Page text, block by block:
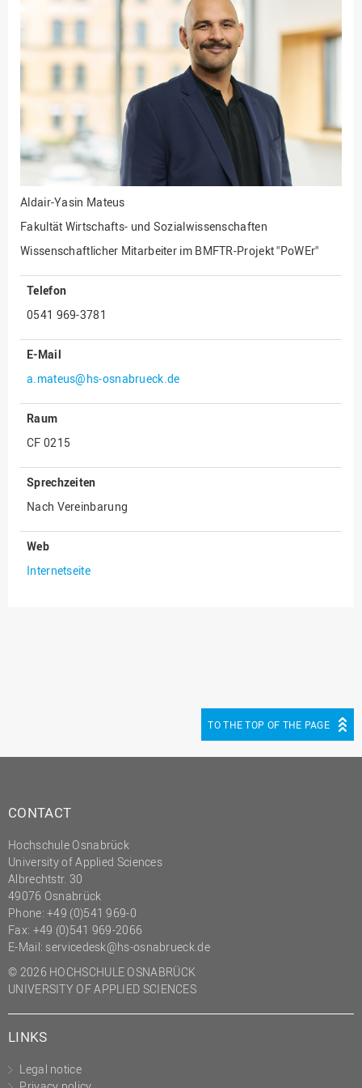
Fakultät
Ingenieurwissenschaften
Fakultät Management,
Kultur und Technik
Fakultät Wirtschafts- und
Sozialwissenschaften
Finanzen
Forschung, Kooperation,
Drittmittel
Gebäude und Technik
Gesellschaftliches
Gleichstellungsbüro
Hochschulleitung
Hochschulplanung/-
strategie
Innenrevision
Institut für Musik
IT Service Center
Kommunikation und
Marketing
LearningCenter
Nachhaltigkeit
Personal
Science to Business GmbH
Studierendensekretariat
Studium und Lehre
Transfer- und
Innovationsmanagement
Aldair-Yasin Mateus
Fakultät Wirtschafts- und Sozialwissenschaften
Wissenschaftlicher Mitarbeiter im BMFTR-Projekt "PoWEr"
Telefon
0541 969-3781
E-Mail
a.mateus@hs-osnabrueck.de
Raum
CF 0215
Sprechzeiten
Nach Vereinbarung
Web
Internetseite
TO THE TOP OF THE PAGE
CONTACT
Hochschule Osnabrück
University of Applied Sciences
Albrechtstr. 30
49076 Osnabrück
Phone: +49 (0)541 969-0
Fax: +49 (0)541 969-2066
E-Mail: servicedesk@hs-osnabrueck.de
© 2026 HOCHSCHULE OSNABRÜCK
UNIVERSITY OF APPLIED SCIENCES
LINKS
Legal notice